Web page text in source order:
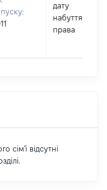
дату
набуття
права
сім'ї відсутні